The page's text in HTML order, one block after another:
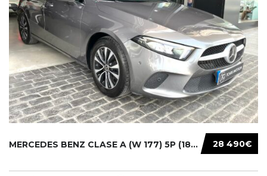
28 490€
MERCEDES BENZ CLASE A (W 177) 5P (18-) 2020....